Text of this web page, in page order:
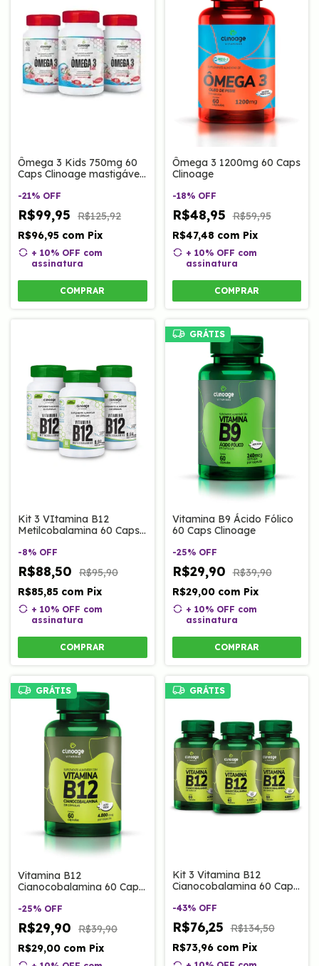
Ômega 3 Kids 750mg 60
Caps Clinoage mastigáveis
-21% OFF
R$99,95
R$125,92
R$96,95 com Pix
+ 10% OFF com
assinatura
COMPRAR
Ômega 3 1200mg 60 Caps
Clinoage
-18% OFF
R$48,95 R$59,95
R$47,48 com Pix
+ 10% OFF com
assinatura
COMPRAR
Kit 3 VItamina B12
Metilcobalamina 60 Caps
-8% OFF
R$88,50
R$95,90
R$85,85 com Pix
+ 10% OFF com
assinatura
COMPRAR
GRÁTIS
Vitamina B9 Ácido Fólico
60 Caps Clinoage
-25% OFF
R$29,90 R$39,90
R$29,00 com Pix
+ 10% OFF com
assinatura
COMPRAR
GRÁTIS
Vitamina B12
Cianocobalamina 60 Caps
-25% OFF
R$29,90
R$39,90
R$29,00 com Pix
GRÁTIS
Kit 3 Vitamina B12
Cianocobalamina 60 Caps
-43% OFF
R$76,25 R$134,50
R$73,96 com Pix